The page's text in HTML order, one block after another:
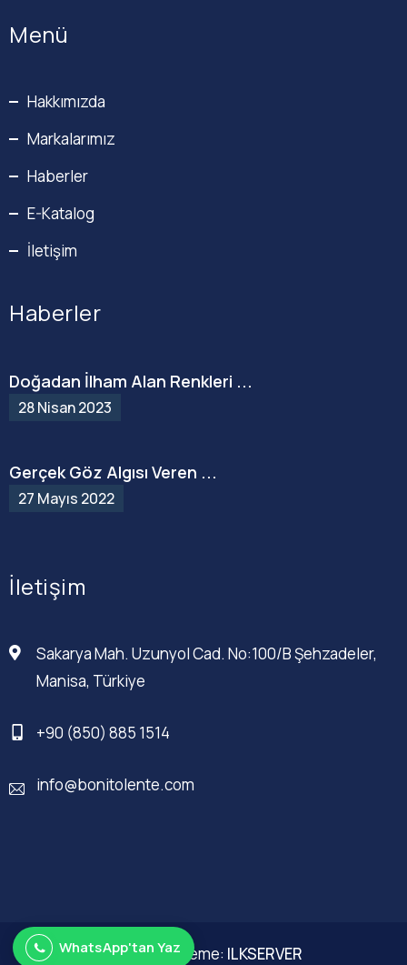
Menü
Hakkımızda
Markalarımız
Haberler
E-Katalog
İletişim
Haberler
Doğadan İlham Alan Renkleri ...
28 Nisan 2023
Gerçek Göz Algısı Veren ...
27 Mayıs 2022
İletişim
Sakarya Mah. Uzunyol Cad. No:100/B Şehzadeler,
Manisa, Türkiye
+90 (850) 885 1514
info@bonitolente.com
Web Düzenleme: ILKSERVER
WhatsApp'tan Yaz